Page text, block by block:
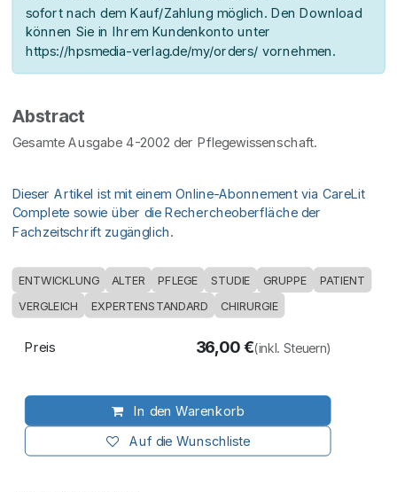
sofort nach dem Kauf/Zahlung möglich. Den Download
können Sie in Ihrem Kundenkonto unter
https://hpsmedia-verlag.de/my/orders/ vornehmen.
Abstract
Gesamte Ausgabe 4-2002 der Pflegewissenschaft.
Dieser Artikel ist mit einem Online-Abonnement via CareLit
Complete sowie über die Rechercheoberfläche der
Fachzeitschrift zugänglich.
ENTWICKLUNG ALTER PFLEGE STUDIE GRUPPE PATIENT
VERGLEICH EXPERTENSTANDARD CHIRURGIE
In den Warenkorb
Auf die Wunschliste
Preis 36,00€(inkl. Steuern)